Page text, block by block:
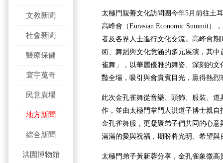
文教新聞
社會新聞
醫療保健
寰宇蒐奇
民意廣場
地方新聞
綜合新聞
洪園博物館
太極門親善文化訪問團今年5月前往土
高峰會（Eurasian Economic Summit）
者及各界人士進行文化交流。高峰會
術、舞蹈與文化意涵的多元展演，其
雀舞」，以華麗優雅的舞姿、深刻的
豔全場，吸引與會貴賓目光，贏得熱烈
此次金孔雀舞從音樂、頭飾、服裝、
作，並由太極門掌門人洪道子博士親
金孔雀舞服，更凝聚弟子們共同的心
滿滿的愛與祝福，期盼將光明、希望
太極門弟子黃新蓉分享，金孔雀象徵